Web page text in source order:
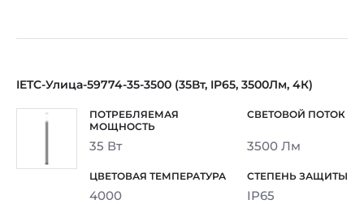
IETC-Улица-59774-35-3500 (35Вт, IP65, 3500Лм, 4К)
35 Вт 3500 Лм
4000 IP65